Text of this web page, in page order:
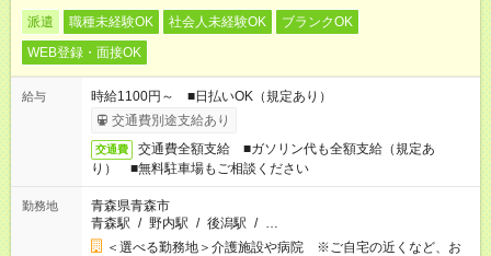
派遣 職種未経験OK 社会人未経験OK
ブランクOK
WEB登録・面接OK
給与
時給1100円～ ■日払いOK（規定あり）
交通費別途支給あり
交通費
交通費全額支給 ■ガソリン代も全額支給（規定あ
り） ■無料駐車場もご相談ください
勤務地
青森県青森市
青森駅 / 野内駅 / 後潟駅 / …
＜選べる勤務地＞介護施設や病院 ※ご自宅の近くなど、お